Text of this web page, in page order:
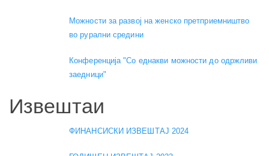
Можности за развој на женско претприемништво
во рурални средини
Конференција "Со еднакви можности до одржливи
заедници"
Извештаи
ФИНАНСИСКИ ИЗВЕШТАЈ 2024